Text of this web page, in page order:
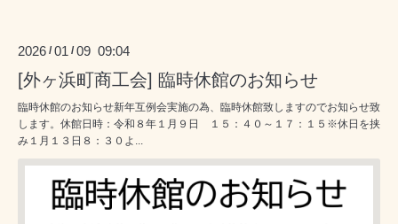
2026 /01 /09 09:04
[外ヶ浜町商工会] 臨時休館のお知らせ
臨時休館のお知らせ新年互例会実施の為、臨時休館致しますのでお知らせ致
します。休館日時：令和８年１月９日 １５：４０～１７：１５※休日を挟
み１月１３日８：３０よ...